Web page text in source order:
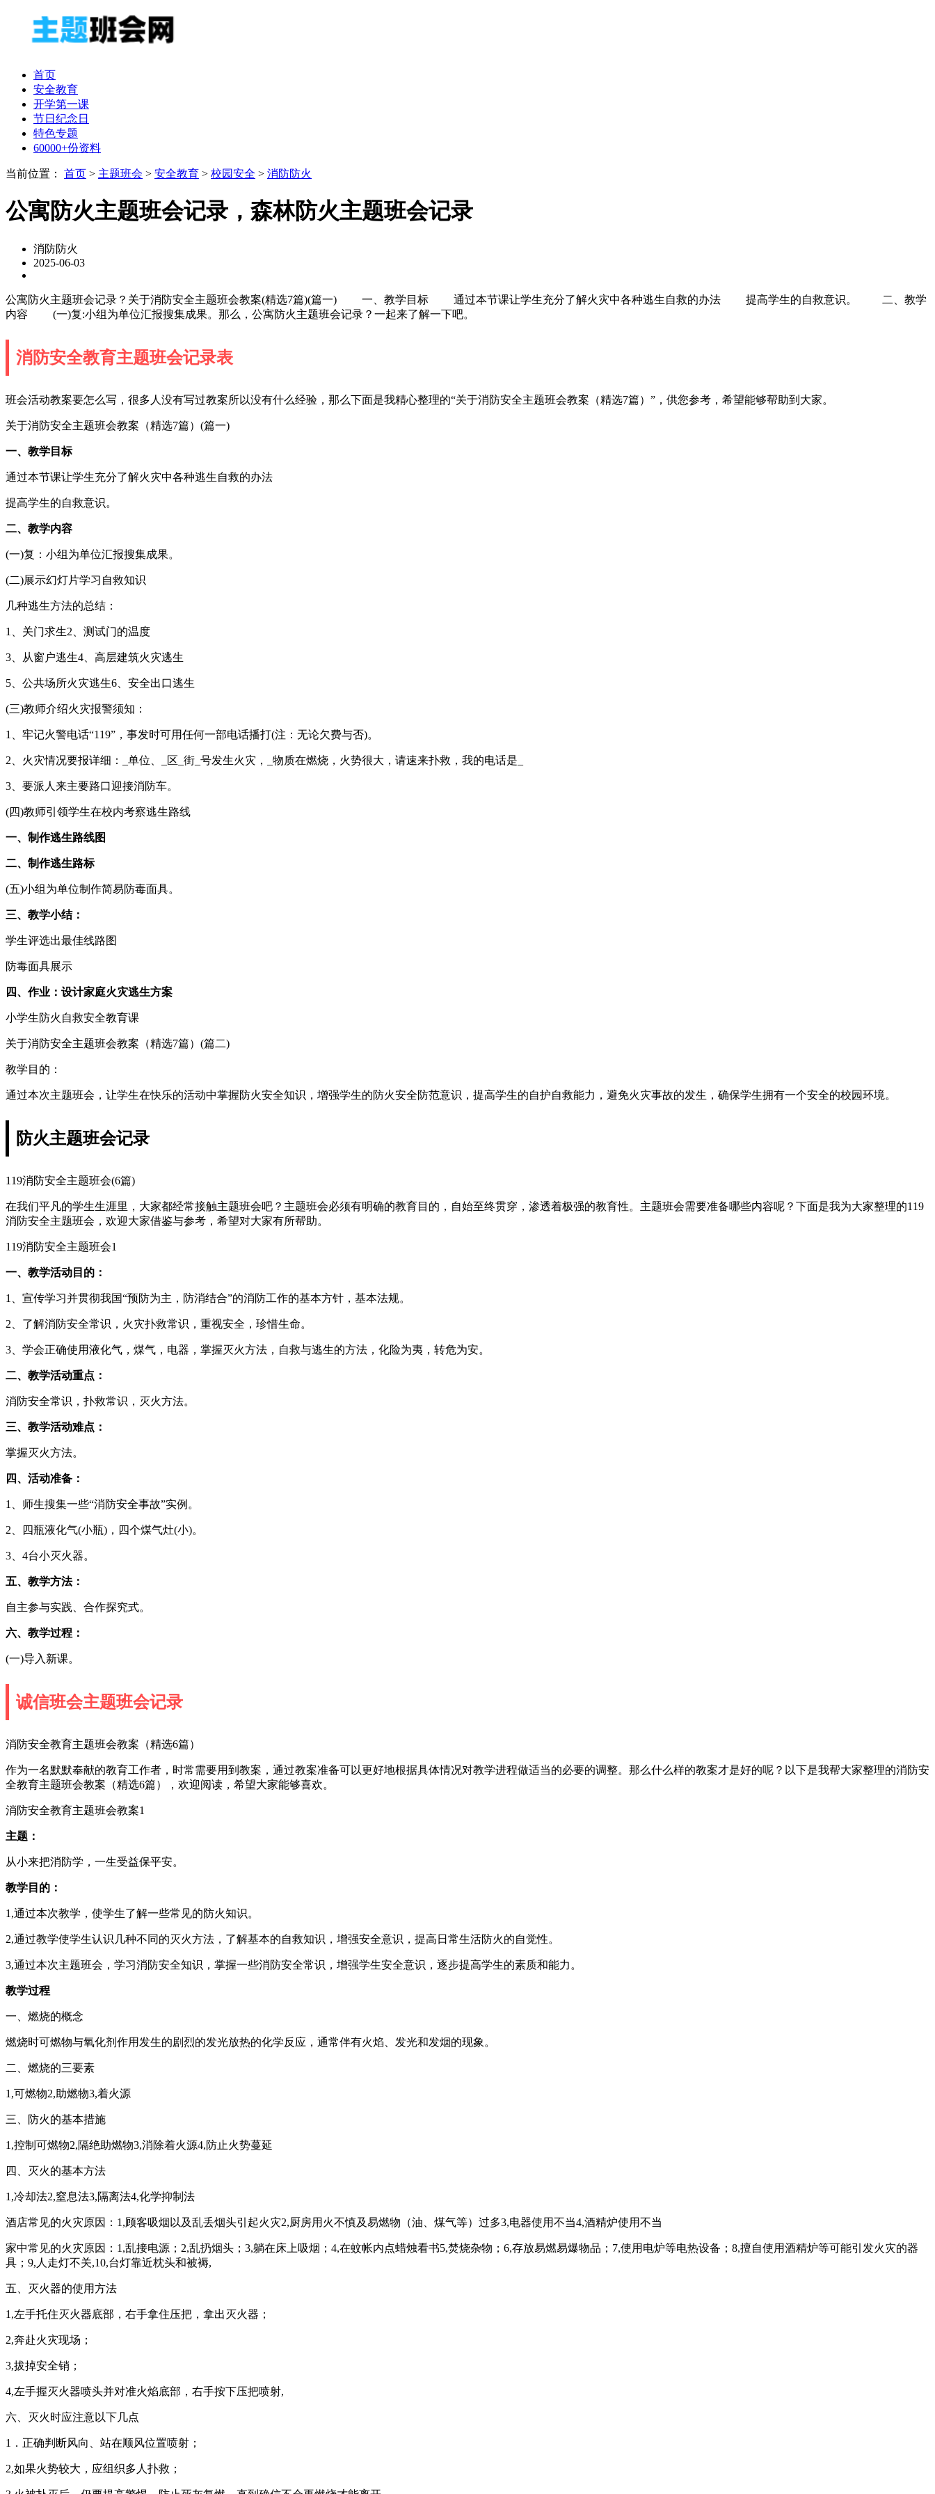
首页
安全教育
开学第一课
节日纪念日
特色专题
60000+份资料
当前位置： 首页 > 主题班会 > 安全教育 > 校园安全 > 消防防火
公寓防火主题班会记录，森林防火主题班会记录
消防防火
2025-06-03
公寓防火主题班会记录？关于消防安全主题班会教案(精选7篇)(篇一) 一、教学目标 通过本节课让学生充分了解火灾中各种逃生自救的办法 提高学生的自救意识。 二、教学
内容 (一)复:小组为单位汇报搜集成果。那么，公寓防火主题班会记录？一起来了解一下吧。
消防安全教育主题班会记录表
班会活动教案要怎么写，很多人没有写过教案所以没有什么经验，那么下面是我精心整理的“关于消防安全主题班会教案（精选7篇）”，供您参考，希望能够帮助到大家。
关于消防安全主题班会教案（精选7篇）(篇一)
一、教学目标
通过本节课让学生充分了解火灾中各种逃生自救的办法
提高学生的自救意识。
二、教学内容
(一)复：小组为单位汇报搜集成果。
(二)展示幻灯片学习自救知识
几种逃生方法的总结：
1、关门求生2、测试门的温度
3、从窗户逃生4、高层建筑火灾逃生
5、公共场所火灾逃生6、安全出口逃生
(三)教师介绍火灾报警须知：
1、牢记火警电话“119”，事发时可用任何一部电话播打(注：无论欠费与否)。
2、火灾情况要报详细：_单位、_区_街_号发生火灾，_物质在燃烧，火势很大，请速来扑救，我的电话是_
3、要派人来主要路口迎接消防车。
(四)教师引领学生在校内考察逃生路线
一、制作逃生路线图
二、制作逃生路标
(五)小组为单位制作简易防毒面具。
三、教学小结：
学生评选出最佳线路图
防毒面具展示
四、作业：设计家庭火灾逃生方案
小学生防火自救安全教育课
关于消防安全主题班会教案（精选7篇）(篇二)
教学目的：
通过本次主题班会，让学生在快乐的活动中掌握防火安全知识，增强学生的防火安全防范意识，提高学生的自护自救能力，避免火灾事故的发生，确保学生拥有一个安全的校园环境。
防火主题班会记录
119消防安全主题班会(6篇)
在我们平凡的学生生涯里，大家都经常接触主题班会吧？主题班会必须有明确的教育目的，自始至终贯穿，渗透着极强的教育性。主题班会需要准备哪些内容呢？下面是我为大家整理的119
消防安全主题班会，欢迎大家借鉴与参考，希望对大家有所帮助。
119消防安全主题班会1
一、教学活动目的：
1、宣传学习并贯彻我国“预防为主，防消结合”的消防工作的基本方针，基本法规。
2、了解消防安全常识，火灾扑救常识，重视安全，珍惜生命。
3、学会正确使用液化气，煤气，电器，掌握灭火方法，自救与逃生的方法，化险为夷，转危为安。
二、教学活动重点：
消防安全常识，扑救常识，灭火方法。
三、教学活动难点：
掌握灭火方法。
四、活动准备：
1、师生搜集一些“消防安全事故”实例。
2、四瓶液化气(小瓶)，四个煤气灶(小)。
3、4台小灭火器。
五、教学方法：
自主参与实践、合作探究式。
六、教学过程：
(一)导入新课。
诚信班会主题班会记录
消防安全教育主题班会教案（精选6篇）
作为一名默默奉献的教育工作者，时常需要用到教案，通过教案准备可以更好地根据具体情况对教学进程做适当的必要的调整。那么什么样的教案才是好的呢？以下是我帮大家整理的消防安
全教育主题班会教案（精选6篇），欢迎阅读，希望大家能够喜欢。
消防安全教育主题班会教案1
主题：
从小来把消防学，一生受益保平安。
教学目的：
1,通过本次教学，使学生了解一些常见的防火知识。
2,通过教学使学生认识几种不同的灭火方法，了解基本的自救知识，增强安全意识，提高日常生活防火的自觉性。
3,通过本次主题班会，学习消防安全知识，掌握一些消防安全常识，增强学生安全意识，逐步提高学生的素质和能力。
教学过程
一、燃烧的概念
燃烧时可燃物与氧化剂作用发生的剧烈的发光放热的化学反应，通常伴有火焰、发光和发烟的现象。
二、燃烧的三要素
1,可燃物2,助燃物3,着火源
三、防火的基本措施
1,控制可燃物2,隔绝助燃物3,消除着火源4,防止火势蔓延
四、灭火的基本方法
1,冷却法2,窒息法3,隔离法4,化学抑制法
酒店常见的火灾原因：1,顾客吸烟以及乱丢烟头引起火灾2,厨房用火不慎及易燃物（油、煤气等）过多3,电器使用不当4,酒精炉使用不当
家中常见的火灾原因：1,乱接电源；2,乱扔烟头；3,躺在床上吸烟；4,在蚊帐内点蜡烛看书5,焚烧杂物；6,存放易燃易爆物品；7,使用电炉等电热设备；8,擅自使用酒精炉等可能引发火灾的器
具；9,人走灯不关,10,台灯靠近枕头和被褥,
五、灭火器的使用方法
1,左手托住灭火器底部，右手拿住压把，拿出灭火器；
2,奔赴火灾现场；
3,拔掉安全销；
4,左手握灭火器喷头并对准火焰底部，右手按下压把喷射,
六、灭火时应注意以下几点
1．正确判断风向、站在顺风位置喷射；
2,如果火势较大，应组织多人扑救；